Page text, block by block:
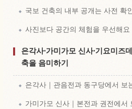
국보 건축의 내부 공개는 사전 확
사진보다 공간의 체험을 우선해요
은각사·가미가모 신사·기요미즈
축을 음미하기
은각사｜관음전과 동구당에서 보
가미가모 신사｜본전과 권전에서